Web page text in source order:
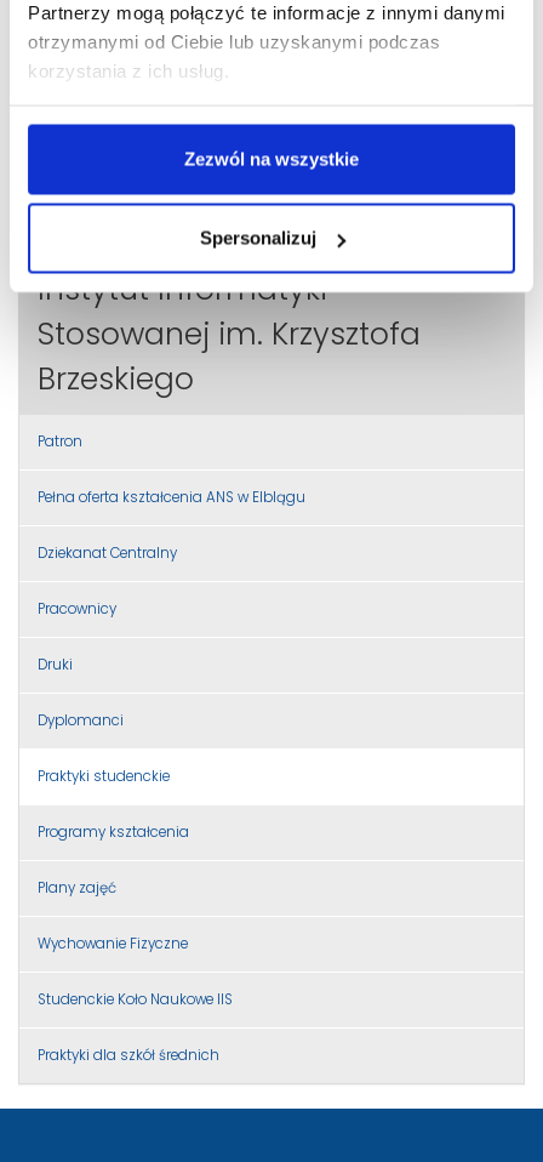
Partnerzy mogą połączyć te informacje z innymi danymi
otrzymanymi od Ciebie lub uzyskanymi podczas
korzystania z ich usług.
Zezwól na wszystkie
Spersonalizuj
Instytut Informatyki
Stosowanej im. Krzysztofa
Brzeskiego
Patron
Pełna oferta kształcenia ANS w Elblągu
Dziekanat Centralny
Pracownicy
Druki
Dyplomanci
Praktyki studenckie
Programy kształcenia
Plany zajęć
Wychowanie Fizyczne
Studenckie Koło Naukowe IIS
Praktyki dla szkół średnich